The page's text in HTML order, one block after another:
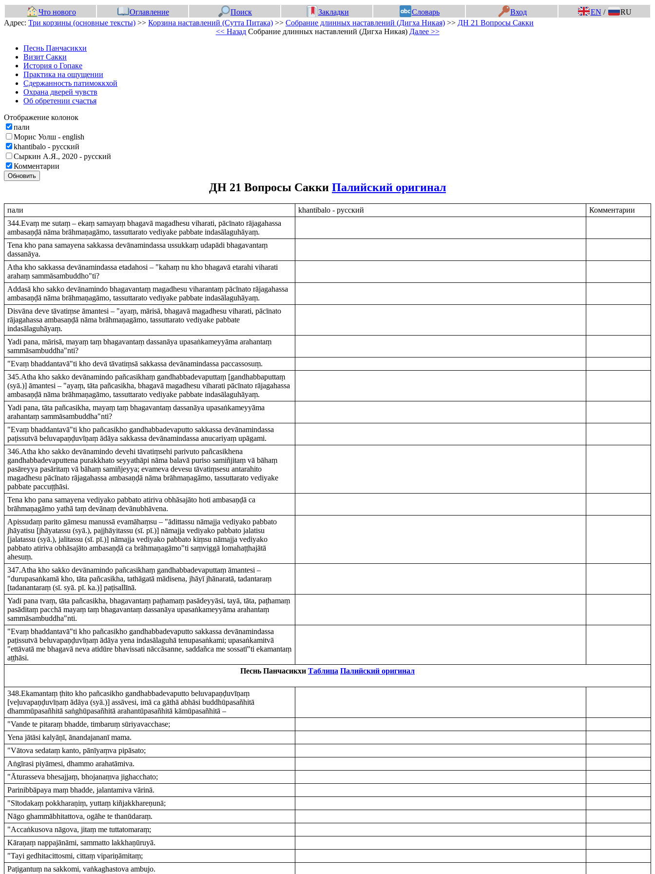
Что нового Оглавление Поиск Закладки Словарь Вход EN /
RU
Адрес: Три корзины (основные тексты) >> Корзина наставлений (Сутта Питака) >> Собрание длинных наставлений (Дигха Никая) >> ДН 21 Вопросы Сакки
<< НазадСобрание длинных наставлений (Дигха Никая) Далее >>
Песнь Панчасикхи
Визит Сакки
История о Гопаке
Практика на ощущении
Сдержанность патимоккхой
Охрана дверей чувств
Об обретении счастья
Отображение колонок
пали
Морис Уолш - english
khantibalo - русский
Сыркин А.Я., 2020 - русский
Комментарии
Обновить
ДН 21 Вопросы Сакки Палийский оригинал
пали khantibalo - русский
Комментарии
344.Evaṃ me sutaṃ – ekaṃ samayaṃ bhagavā magadhesu viharati, pācīnato rājagahassa
ambasaṇḍā nāma brāhmaṇagāmo, tassuttarato vediyake pabbate indasālaguhāyaṃ.
Tena kho pana samayena sakkassa devānamindassa ussukkaṃ udapādi bhagavantaṃ
dassanāya.
Atha kho sakkassa devānamindassa etadahosi – "kahaṃ nu kho bhagavā etarahi viharati
arahaṃ sammāsambuddho"ti?
Addasā kho sakko devānamindo bhagavantaṃ magadhesu viharantaṃ pācīnato rājagahassa
ambasaṇḍā nāma brāhmaṇagāmo, tassuttarato vediyake pabbate indasālaguhāyaṃ.
Disvāna deve tāvatiṃse āmantesi – "ayaṃ, mārisā, bhagavā magadhesu viharati, pācīnato
rājagahassa ambasaṇḍā nāma brāhmaṇagāmo, tassuttarato vediyake pabbate
indasālaguhāyaṃ.
Yadi pana, mārisā, mayaṃ taṃ bhagavantaṃ dassanāya upasaṅkameyyāma arahantaṃ
sammāsambuddha"nti?
"Evaṃ bhaddantavā"ti kho devā tāvatiṃsā sakkassa devānamindassa paccassosuṃ.
345.Atha kho sakko devānamindo pañcasikhaṃ gandhabbadevaputtaṃ [gandhabbaputtaṃ
(syā.)] āmantesi – "ayaṃ, tāta pañcasikha, bhagavā magadhesu viharati pācīnato rājagahassa
ambasaṇḍā nāma brāhmaṇagāmo, tassuttarato vediyake pabbate indasālaguhāyaṃ.
Yadi pana, tāta pañcasikha, mayaṃ taṃ bhagavantaṃ dassanāya upasaṅkameyyāma
arahantaṃ sammāsambuddha"nti?
"Evaṃ bhaddantavā"ti kho pañcasikho gandhabbadevaputto sakkassa devānamindassa
paṭissutvā beluvapaṇḍuvīṇaṃ ādāya sakkassa devānamindassa anucariyaṃ upāgami.
346.Atha kho sakko devānamindo devehi tāvatiṃsehi parivuto pañcasikhena
gandhabbadevaputtena purakkhato seyyathāpi nāma balavā puriso samiñjitaṃ vā bāhaṃ
pasāreyya pasāritaṃ vā bāhaṃ samiñjeyya; evameva devesu tāvatiṃsesu antarahito
magadhesu pācīnato rājagahassa ambasaṇḍā nāma brāhmaṇagāmo, tassuttarato vediyake
pabbate paccuṭṭhāsi.
Tena kho pana samayena vediyako pabbato atiriva obhāsajāto hoti ambasaṇḍā ca
brāhmaṇagāmo yathā taṃ devānaṃ devānubhāvena.
Apissudaṃ parito gāmesu manussā evamāhaṃsu – "ādittassu nāmajja vediyako pabbato
jhāyatisu [jhāyatassu (syā.), pajjhāyitassu (sī. pī.)] nāmajja vediyako pabbato jalatisu
[jalatassu (syā.), jalitassu (sī. pī.)] nāmajja vediyako pabbato kiṃsu nāmajja vediyako
pabbato atiriva obhāsajāto ambasaṇḍā ca brāhmaṇagāmo"ti saṃviggā lomahaṭṭhajātā
ahesuṃ.
347.Atha kho sakko devānamindo pañcasikhaṃ gandhabbadevaputtaṃ āmantesi –
"durupasaṅkamā kho, tāta pañcasikha, tathāgatā mādisena, jhāyī jhānaratā, tadantaraṃ
[tadanantaraṃ (sī. syā. pī. ka.)] paṭisallīnā.
Yadi pana tvaṃ, tāta pañcasikha, bhagavantaṃ paṭhamaṃ pasādeyyāsi, tayā, tāta, paṭhamaṃ
pasāditaṃ pacchā mayaṃ taṃ bhagavantaṃ dassanāya upasaṅkameyyāma arahantaṃ
sammāsambuddha"nti.
"Evaṃ bhaddantavā"ti kho pañcasikho gandhabbadevaputto sakkassa devānamindassa
paṭissutvā beluvapaṇḍuvīṇaṃ ādāya yena indasālaguhā tenupasaṅkami; upasaṅkamitvā
"ettāvatā me bhagavā neva atidūre bhavissati nāccāsanne, saddañca me sossatī"ti ekamantaṃ
aṭṭhāsi.
Песнь Панчасикхи Таблица Палийский оригинал
348.Ekamantaṃ ṭhito kho pañcasikho gandhabbadevaputto beluvapaṇḍuvīṇaṃ
[veḷuvapaṇḍuvīṇaṃ ādāya (syā.)] assāvesi, imā ca gāthā abhāsi buddhūpasañhitā
dhammūpasañhitā saṅghūpasañhitā arahantūpasañhitā kāmūpasañhitā –
"Vande te pitaraṃ bhadde, timbaruṃ sūriyavacchase;
Yena jātāsi kalyāṇī, ānandajananī mama.
"Vātova sedataṃ kanto, pānīyaṃva pipāsato;
Aṅgīrasi piyāmesi, dhammo arahatāmiva.
"Āturasseva bhesajjaṃ, bhojanaṃva jighacchato;
Parinibbāpaya maṃ bhadde, jalantamiva vārinā.
"Sītodakaṃ pokkharaṇiṃ, yuttaṃ kiñjakkhareṇunā;
Nāgo ghammābhitattova, ogāhe te thanūdaraṃ.
"Accaṅkusova nāgova, jitaṃ me tuttatomaraṃ;
Kāraṇaṃ nappajānāmi, sammatto lakkhaṇūruyā.
"Tayi gedhitacittosmi, cittaṃ vipariṇāmitaṃ;
Paṭigantuṃ na sakkomi, vaṅkaghastova ambujo.